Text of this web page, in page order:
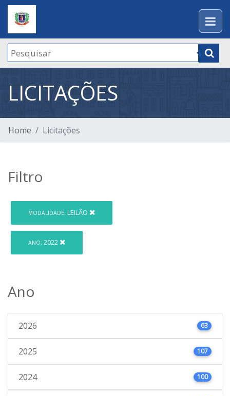
LICITAÇÕES
Home Licitações
Filtro
MODALIDADE: LEILÃO
ANO: 2022
Ano
2026 63
2025 107
2024 100